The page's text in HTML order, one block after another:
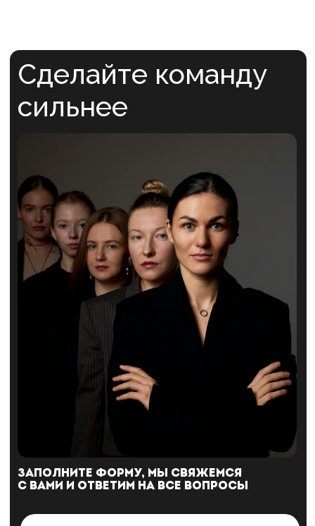
команды
сильнее
+7 993 899-56-90
Услуги
Кейсы О нас
Сведения об образовательной деятельности
Пользовательское соглашение
Политика конфиденциальности
ex. Школа возможностей «БУМ»
ИП Михеева А.А. ОГРНИП 321774600288952
3D-объект